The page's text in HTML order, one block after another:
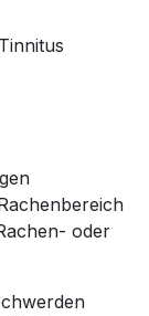
oder